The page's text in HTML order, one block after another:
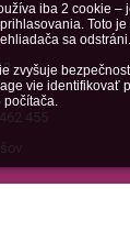
iba 2 cookie –
Toto
sa odstráni.
zvyšuje
vie identifikovať
počítača.
455